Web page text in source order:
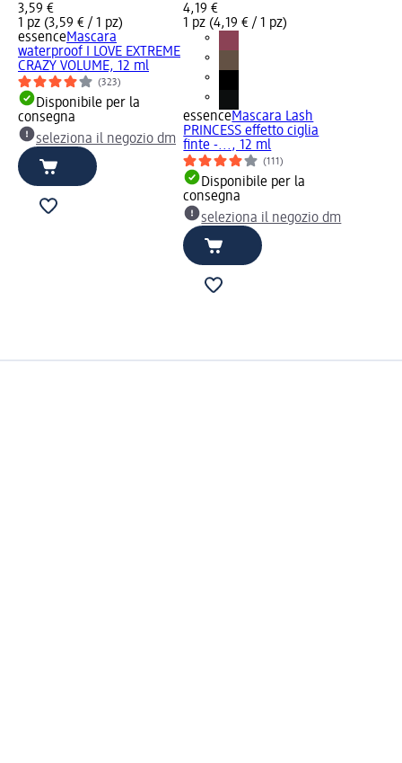
3,59 €
1 pz (3,59 € / 1 pz)
essenceMascara
waterproof I LOVE EXTREME
CRAZY VOLUME, 12 ml
(323)
Disponibile per la
consegna
seleziona il negozio dm
4,19 €
1 pz (4,19 € / 1 pz)
essenceMascara Lash
PRINCESS effetto ciglia
finte -..., 12 ml
(111)
Disponibile per la
consegna
seleziona il negozio dm